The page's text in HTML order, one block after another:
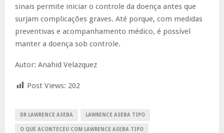
sinais permite iniciar o controle da doença antes que
surjam complicações graves. Até porque, com medidas
preventivas e acompanhamento médico, é possível
manter a doença sob controle.
Autor: Anahid Velazquez
Post Views: 202
DR LAWRENCE ASEBA LAWRENCE ASEBA TIPO
O QUE ACONTECEU COM LAWRENCE ASEBA TIPO